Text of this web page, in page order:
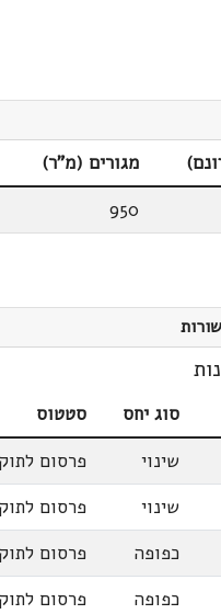
מגורים (מ"ר)
950
סוג יחס
סטטוס
שינוי
פרסום לתוקף
שינוי
פרסום לתוקף
כפופה
פרסום לתוקף
כפופה
פרסום לתוקף